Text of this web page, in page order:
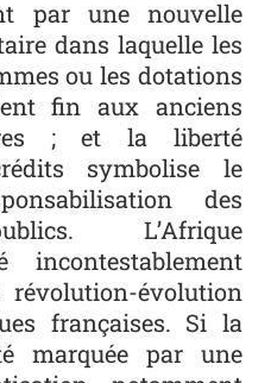
par une nouvelle
dans laquelle les
ou les dotations
fin aux anciens
; et la liberté
symbolise le
des
L’Afrique
évolution
françaises. Si la
marquée par une